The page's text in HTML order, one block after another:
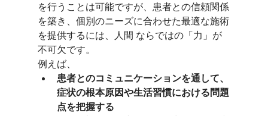
を行うことは可能ですが、患者との信頼関係
を築き、個別のニーズに合わせた最適な施術
を提供するには、人間 ならではの「力」が
不可欠です。
例えば、
患者とのコミュニケーションを通して、
症状の根本原因や生活習慣における問題
点を把握する